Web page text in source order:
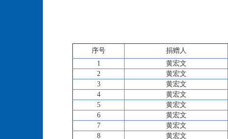
序号 捐赠人
1
黄宏文
2
黄宏文
3
黄宏文
4
黄宏文
5
黄宏文
6
黄宏文
7
黄宏文
8
黄宏文